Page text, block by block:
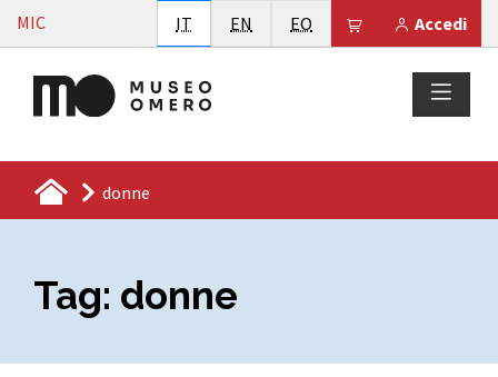
Vai al contenuto
MIC Accedi
Il tuo carrello è
IT Italiano
EN English
EO Esperanto
donne
Tag: donne